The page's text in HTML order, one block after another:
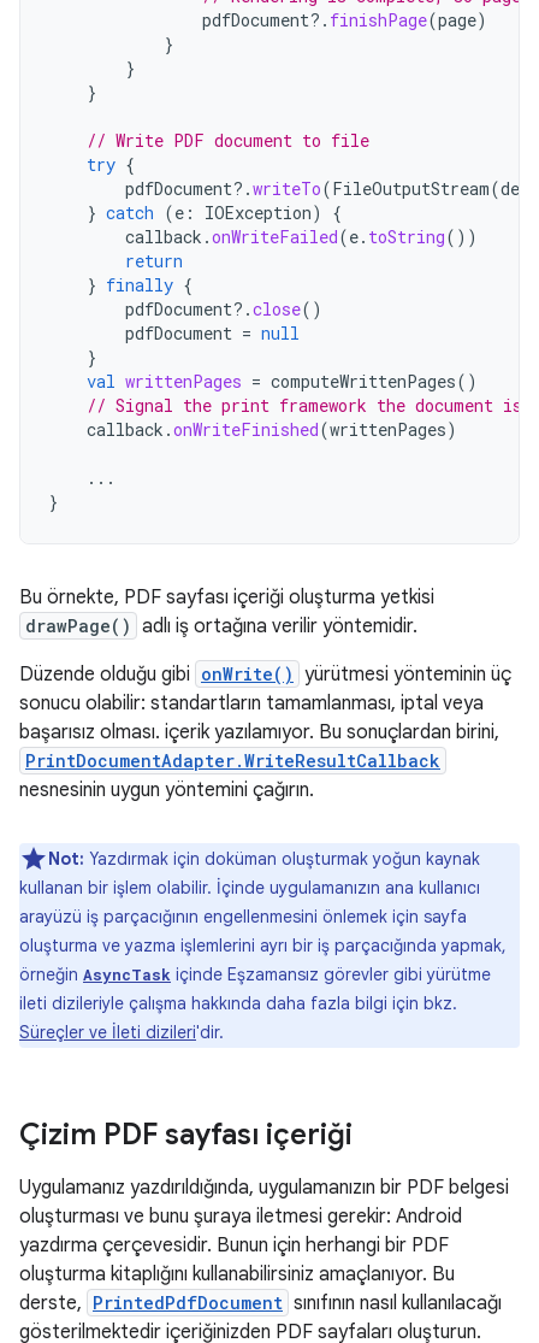
pdfDocument?. finishPage(page)
}
}
}
// Write PDF document to file
try {
pdfDocument?.writeTo(FileOutputStream(
} catch (e : IOException)
{
callback .onWriteFailed(e. toString())
return
} finally {
pdfDocument?.close()
pdfDocument = null
}
val writtenPages = computeWrittenPages()
// Signal the print framework the document is
callback .onWriteFinished(writtenPages)
...
}
Bu örnekte, PDF sayfası içeriği oluşturma yetkisi
drawPage() adlı iş ortağına verilir yöntemidir.
Düzende olduğu gibi onWrite() yürütmesi yönteminin üç
sonucu olabilir: standartların tamamlanması, iptal veya
başarısız olması. içerik yazılamıyor. Bu sonuçlardan birini,
PrintDocumentAdapter.WriteResultCallback
nesnesinin uygun yöntemini çağırın.
Not: Yazdırmak için doküman oluşturmak yoğun kaynak
kullanan bir işlem olabilir. İçinde uygulamanızın ana kullanıcı
arayüzü iş parçacığının engellenmesini önlemek için sayfa
oluşturma ve yazma işlemlerini ayrı bir iş parçacığında yapmak,
örneğin AsyncTask içinde Eşzamansız görevler gibi yürütme
ileti dizileriyle çalışma hakkında daha fazla bilgi için bkz.
Süreçler ve İleti dizileri'dir.
Çizim PDF sayfası içeriği
Uygulamanız yazdırıldığında, uygulamanızın bir PDF belgesi
oluşturması ve bunu şuraya iletmesi gerekir: Android
yazdırma çerçevesidir. Bunun için herhangi bir PDF
oluşturma kitaplığını kullanabilirsiniz amaçlanıyor. Bu
derste, PrintedPdfDocument sınıfının nasıl kullanılacağı
gösterilmektedir içeriğinizden PDF sayfaları oluşturun.